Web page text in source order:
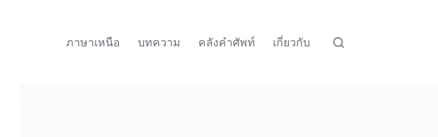
ภาษาเหนือ
บทความ คลังคำศัพท์ เกี่ยวกับ